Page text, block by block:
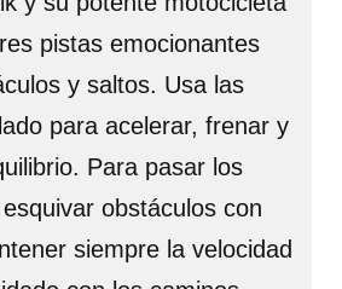
pistas emocionantes
y saltos. Usa las
para acelerar, frenar y
Para pasar los
obstáculos con
siempre la velocidad